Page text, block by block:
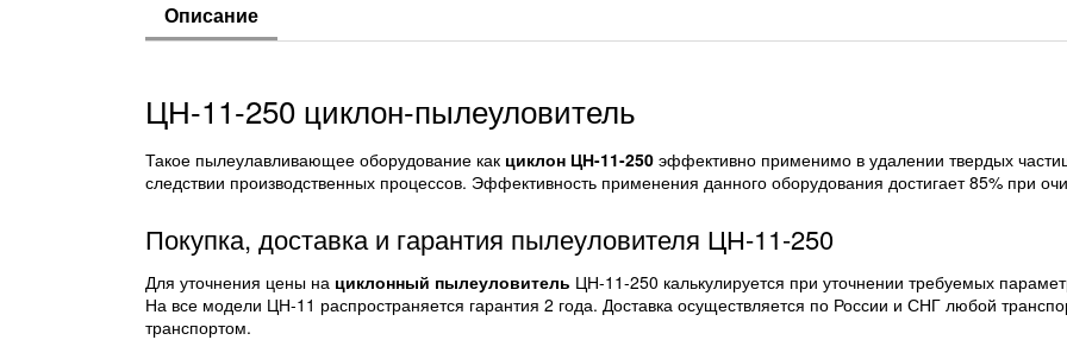
Описание
ЦН-11-250 циклон-пылеуловитель
Такое пылеулавливающее оборудование как циклон ЦН-11-250 эффективно применимо в удалении твердых
следствии производственных процессов. Эффективность применения данного оборудования достигает 85% при
Покупка, доставка и гарантия пылеуловителя ЦН-11-250
Для уточнения цены на циклонный пылеуловитель ЦН-11-250 калькулируется при уточнении требуемых
На все модели ЦН-11 распространяется гарантия 2 года. Доставка осуществляется по России и СНГ любой
транспортом.